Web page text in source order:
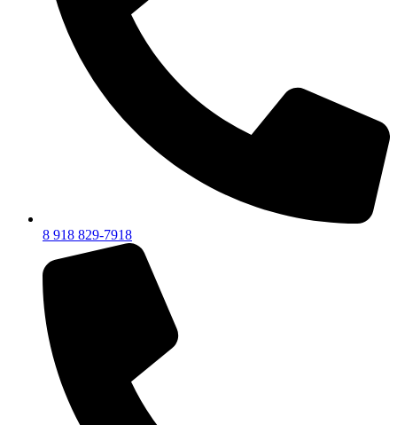
8 918 829-7918